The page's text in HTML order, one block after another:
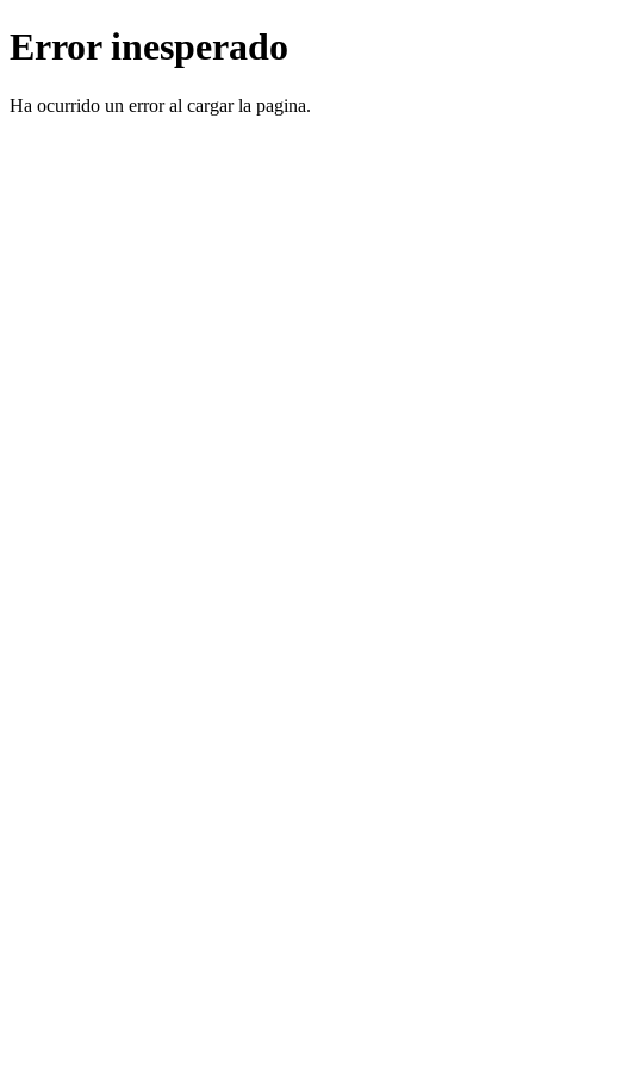
Error inesperado
Ha ocurrido un error al cargar la pagina.